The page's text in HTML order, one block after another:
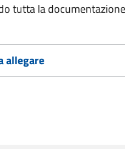
tutta la
allegare